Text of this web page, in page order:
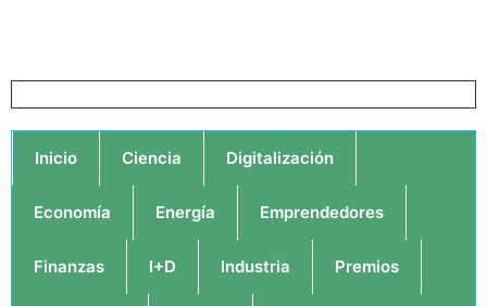
Inicio Ciencia Digitalización
Economía Energía Emprendedores
Finanzas I+D Industria Premios